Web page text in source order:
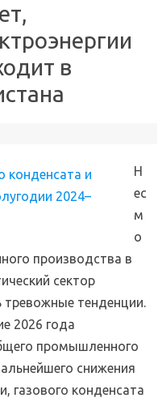
в
Н
ес
м
о
производства в
сектор
тенденции.
2026 года
промышленного
снижения
газового конденсата